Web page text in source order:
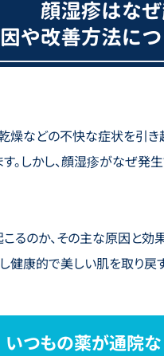
燥などの不快な症状を引
。しかし、顔湿疹がなぜ発
るのか、その主な原因と
健康的で美しい肌を取り戻
いつもの薬が通院